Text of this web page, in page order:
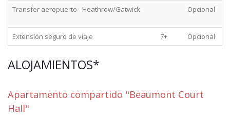
Transfer aeropuerto - Heathrow/Gatwick
Opcional
Extensión seguro de viaje 7+ Opcional
ALOJAMIENTOS*
Apartamento compartido "Beaumont Court
Hall"